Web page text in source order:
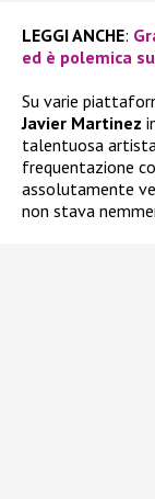
LEGGI ANCHE:
ed è polemica
Su varie
Javier Martinez
talentuosa
frequentazione
assolutamente
non stava